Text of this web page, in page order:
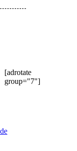
[adrotate
group="7"]